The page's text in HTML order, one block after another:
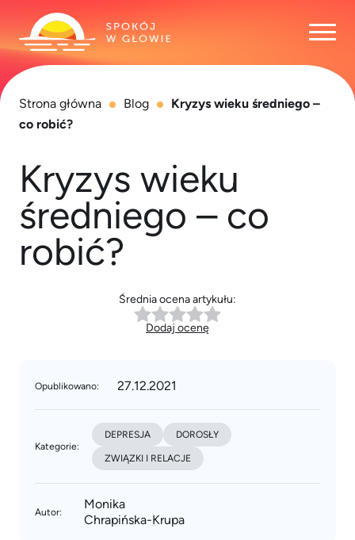
Strona główna Blog
Kryzys wieku średniego –
co robić?
Kryzys wieku
średniego – co
robić?
Średnia ocena artykułu:
Dodaj ocenę
Autor:
Monika
Chrapińska-Krupa
Opublikowano: 27.12.2021
Kategorie:
DEPRESJA DOROSŁY
ZWIĄZKI I RELACJE